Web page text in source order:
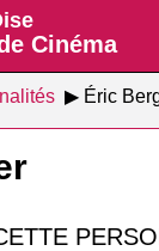
Cinéma
Éric